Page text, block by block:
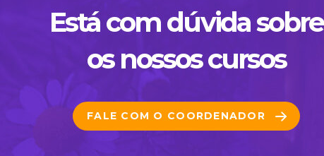
Está com dúvida sobre
os nossos cursos
FALE COM O COORDENADOR